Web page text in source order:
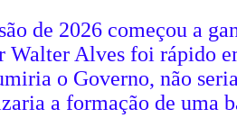
de 2026 começou a
Walter Alves foi rápido
o Governo, não
a formação de uma